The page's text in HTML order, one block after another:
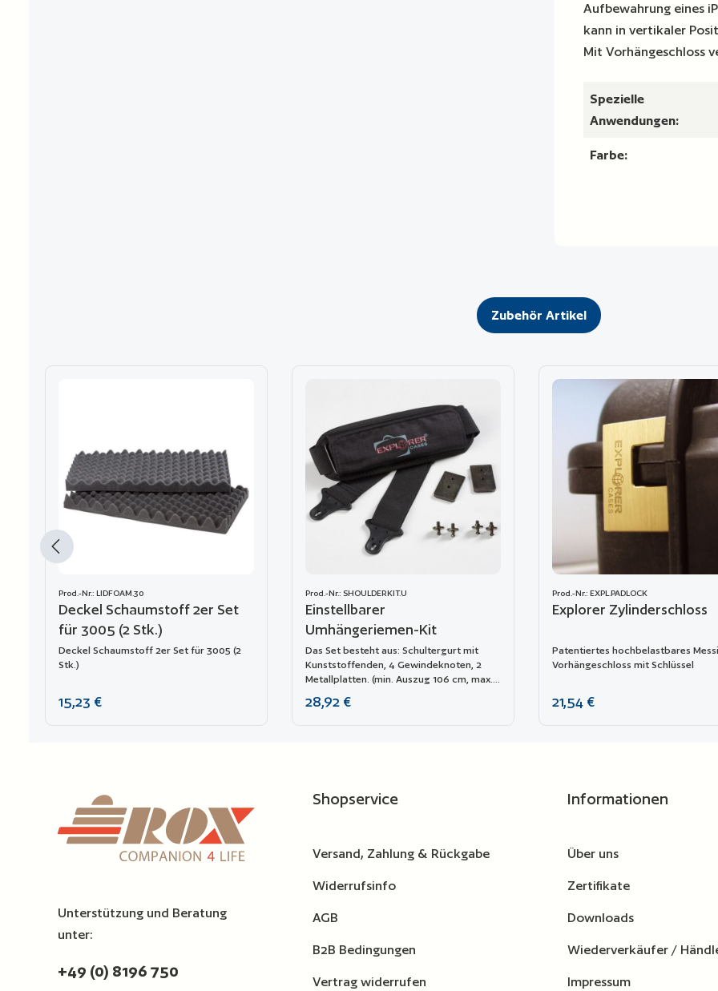
Aufbewahrung eines
kann in vertikaler
Mit Vorhängeschloss
Spezielle
Anwendungen:
Farbe:
Zubehör Artikel
Prod.-Nr.: LIDFOAM.30
Deckel Schaumstoff 2er Set
für 3005 (2 Stk.)
Deckel Schaumstoff 2er Set für 3005 (2
Stk.)
Regulärer Preis:
15,23 €
Prod.-Nr.: SHOULDERKIT.U
Einstellbarer
Umhängeriemen-Kit
Das Set besteht aus: Schultergurt mit
Kunststoffenden, 4 Gewindeknoten, 2
Metallplatten. (min. Auszug 106 cm, max.
Explorer-Logo versehen. Passend für die
Modelle: 1908, 1913, 2209, 2214, 3005,
Regulärer Preis:
28,92 €
Prod.-Nr.: EXPL.PADLOCK
Explorer Zylinderschloss
Patentiertes hochbelastbares
Vorhängeschloss mit Schlüssel
Regulärer Preis:
21,54 €
Unterstützung und Beratung
unter:
+49 (0) 8196 750
Shopservice
Versand, Zahlung & Rückgabe
Widerrufsinfo
AGB
B2B Bedingungen
Vertrag widerrufen
Informationen
Über uns
Zertifikate
Downloads
Wiederverkäufer /
Impressum